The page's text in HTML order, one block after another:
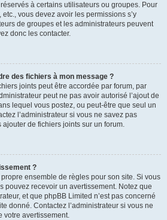
à certains utilisateurs ou groupes. Pour
etc., vous devez avoir les permissions s’y
de groupes et les administrateurs peuvent
donc les contacter.
des fichiers à mon message ?
joints peut être accordée par forum, par
peut ne pas avoir autorisé l’ajout de
lequel vous postez, ou peut-être que seul un
l’administrateur si vous ne savez pas
de fichiers joints sur un forum.
?
ensemble de règles pour son site. Si vous
pouvez recevoir un avertissement. Notez que
et que phpBB Limited n’est pas concerné
donné. Contactez l’administrateur si vous ne
votre avertissement.